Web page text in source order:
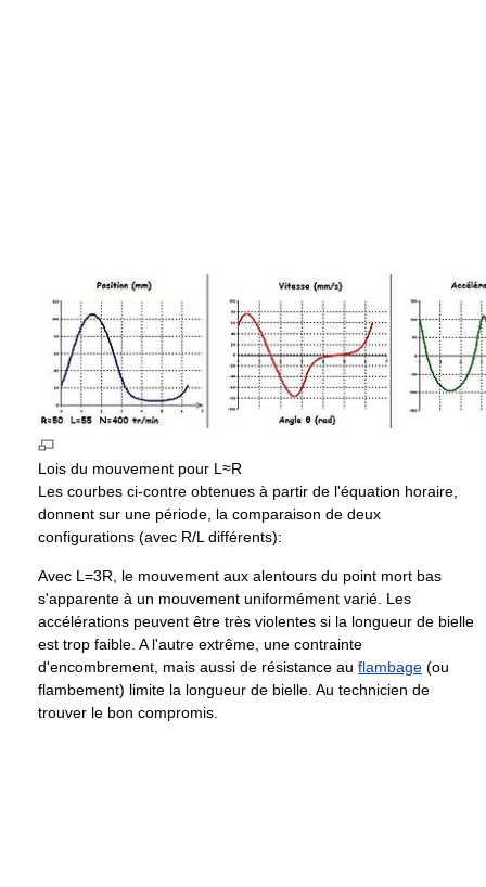
Lois du mouvement pour L≈R
Les courbes ci-contre obtenues à partir de l'équation horaire,
donnent sur une période, la comparaison de deux
configurations (avec R/L différents):
Avec L=3R, le mouvement aux alentours du point mort bas
s'apparente à un mouvement uniformément varié. Les
accélérations peuvent être très violentes si la longueur de bielle
est trop faible. A l'autre extrême, une contrainte
d'encombrement, mais aussi de résistance au flambage (ou
flambement) limite la longueur de bielle. Au technicien de
trouver le bon compromis.